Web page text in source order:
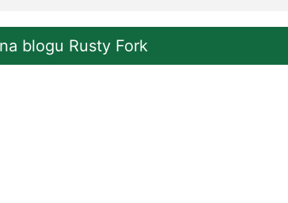
blogu Rusty Fork